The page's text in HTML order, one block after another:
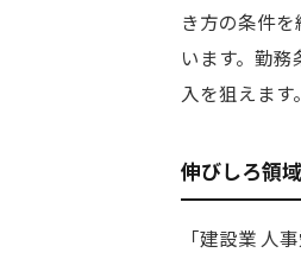
き方の条件
います。勤
入を狙えます。
伸びしろ領
「建設業 人